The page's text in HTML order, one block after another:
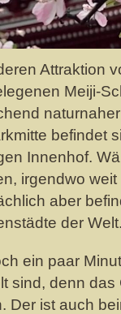
Attraktion
Meiji-
befindet
Innenhof.
irgendwo
aber
der
ein paar
sind, denn das
Der ist auch